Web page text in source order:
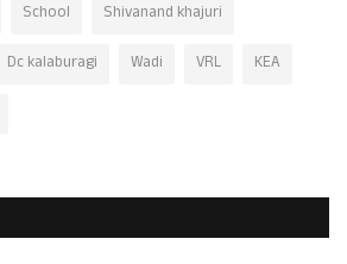
School
Shivanand khajuri
Dc kalaburagi Wadi VRL
KEA